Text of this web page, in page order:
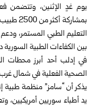
يوم غدٍ الإثنين، وتتضمن
التعليم الطبي المستمر،
بين الكفاءات ‏الطبية السورية
في إدلب أحد أبرز محطات
الصحية الفعلية في شمال
يد أطباء سوريين أمريكيين،